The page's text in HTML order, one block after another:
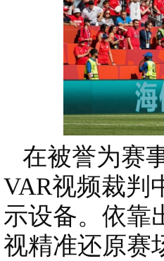
在被誉为赛
VAR视频裁判
示设备。依靠
视精准还原赛